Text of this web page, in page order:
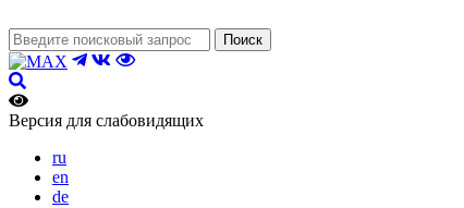
Поиск
Версия для слабовидящих
ru
en
de